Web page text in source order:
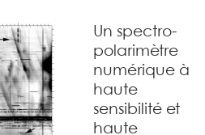
Un spectro-
polarimètre
numérique à
haute
sensibilité et
haute